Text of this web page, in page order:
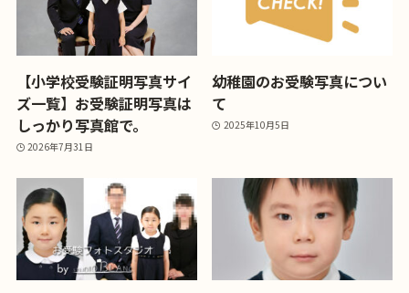
【小学校受験証明写真サイ
ズ一覧】お受験証明写真は
しっかり写真館で。
2026年7月31日
幼稚園のお受験写真につい
て
2025年10月5日